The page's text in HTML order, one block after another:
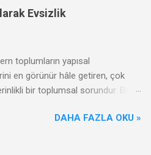
etkisini ustalıkla
Bu keyifli röportajda onun
pencere açmaya ne dersiniz?
Evsizlik
toplumların yapısal
en görünür hâle getiren, çok
bir toplumsal sorundur. Bu
kalitesini etkileyen bir krizdir.
DAHA FAZLA OKU »